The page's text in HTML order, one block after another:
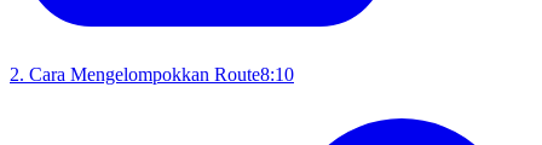
2. Cara Mengelompokkan Route8:10